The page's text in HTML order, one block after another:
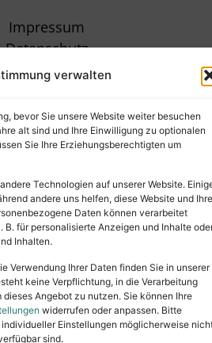
verwalten
bevor Sie unsere Website weiter besuchen
alt sind und Ihre Einwilligung zu optionalen
Sie Ihre Erziehungsberechtigten um
Technologien auf unserer Website.
andere uns helfen, diese Website und Ihre
Daten können verarbeitet
B. für personalisierte Anzeigen und Inhalte
Inhalten.
Verwendung Ihrer Daten finden Sie in unserer
keine Verpflichtung, in die Verarbeitung
Angebot zu nutzen. Sie können Ihre
widerrufen oder anpassen. Bitte
Einstellungen möglicherweise
sind.
Impressum
Datenschutz
Satzung
All rights reserved.
buero@tierheim-neuwied.de
1, 56567 Neuwied